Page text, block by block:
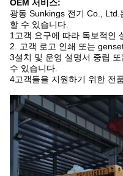
OEM 서비스:
광동 Sunkings 전기 Co.,
할 수 있습니다.
1고객 요구에 따라 독보적인
2. 고객 로고 인쇄 또는
3설치 및 운영 설명서 중립
수 있습니다.
4고객들을 지원하기 위한 전